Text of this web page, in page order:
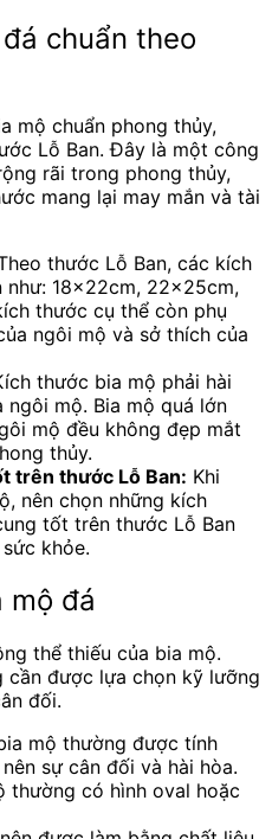
chuẩn theo
mộ chuẩn phong thủy,
Lỗ Ban. Đây là một công
rãi trong phong thủy,
mang lại may mắn và tài
thước Lỗ Ban, các kích
18x22cm, 22x25cm,
thước cụ thể còn phụ
ngôi mộ và sở thích của
thước bia mộ phải hài
mộ. Bia mộ quá lớn
mộ đều không đẹp mắt
thủy.
trên thước Lỗ Ban: Khi
nên chọn những kích
tốt trên thước Lỗ Ban
khỏe.
mộ đá
thể thiếu của bia mộ.
cần được lựa chọn kỹ lưỡng
đối.
mộ thường được tính
sự cân đối và hài hòa.
thường có hình oval hoặc